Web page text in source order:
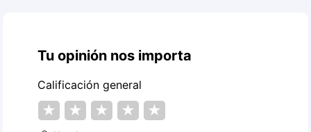
Tu opinión nos importa
Calificación general
★ ★ ★ ★ ★